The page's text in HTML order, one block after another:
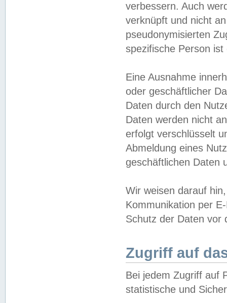
verbessern. Auch
verknüpft und nicht
pseudonymisierten
spezifische Person
Eine Ausnahme
oder geschäftlicher
Daten durch den
Daten werden nicht
erfolgt verschlüsselt
Abmeldung eines
geschäftlichen Daten
Wir weisen darauf
Kommunikation per
Schutz der Daten vor
Zugriff auf
Bei jedem Zugriff auf
statistische und